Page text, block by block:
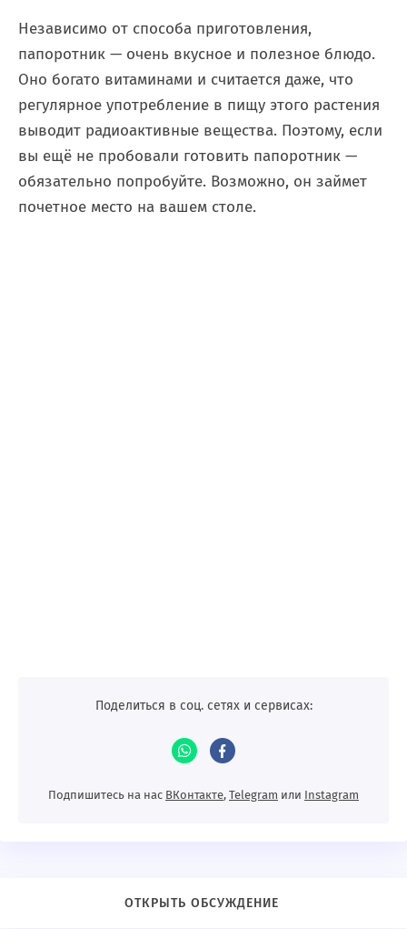
Независимо от способа приготовления,
папоротник — очень вкусное и полезное блюдо.
Оно богато витаминами и считается даже, что
регулярное употребление в пищу этого растения
выводит радиоактивные вещества. Поэтому, если
вы ещё не пробовали готовить папоротник —
обязательно попробуйте. Возможно, он займет
почетное место на вашем столе.
Поделиться в соц. сетях и сервисах:
Подпишитесь на нас ВКонтакте, Telegram или Instagram